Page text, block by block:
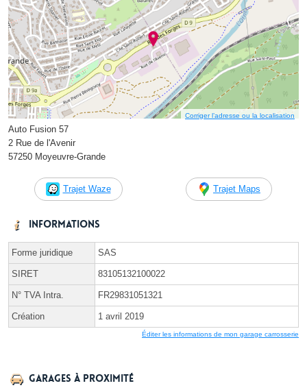
Corriger l’adresse ou la localisation
Auto Fusion 57
2 Rue de l'Avenir
57250 Moyeuvre-Grande
Trajet Waze Trajet Maps
Informations
Forme juridique SAS
SIRET 83105132100022
N° TVA Intra. FR29831051321
Création 1 avril 2019
Éditer les informations de mon garage carrosserie
Garages à proximité